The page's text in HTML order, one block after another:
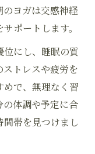
のヨガは交感神経
ポートします。
位にし、睡眠の質
トレスや疲労を
で、無理なく習
体調や予定に合
帯を見つけまし